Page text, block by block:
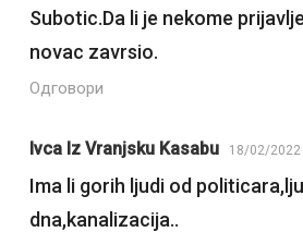
Subotic.Da li je nekome
novac zavrsio.
Одговори
Ivca Iz Vranjsku Kasabu 18/02/2022
Ima li gorih ljudi od
dna,kanalizacija..